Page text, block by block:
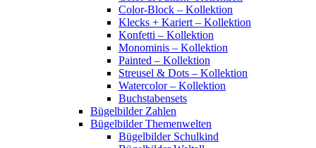
Color-Block – Kollektion
Klecks + Kariert – Kollektion
Konfetti – Kollektion
Monominis – Kollektion
Painted – Kollektion
Streusel & Dots – Kollektion
Watercolor – Kollektion
Buchstabensets
Bügelbilder Zahlen
Bügelbilder Themenwelten
Bügelbilder Schulkind